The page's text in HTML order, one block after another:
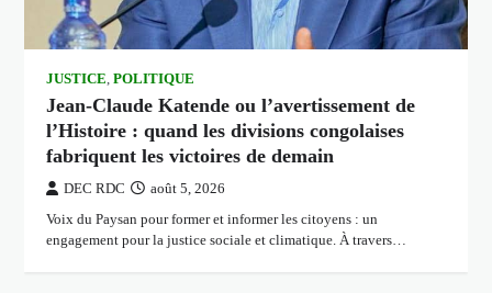
JUSTICE,POLITIQUE
Jean-Claude Katende ou l’avertissement de
l’Histoire : quand les divisions congolaises
fabriquent les victoires de demain
DEC RDC août 5, 2026
Voix du Paysan pour former et informer les citoyens : un
engagement pour la justice sociale et climatique. À travers…